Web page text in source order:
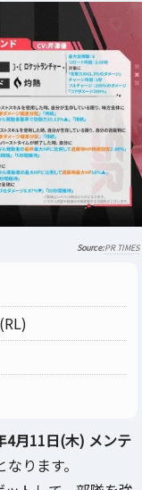
PR TIMES
4月11日(木) メンテ
なります。